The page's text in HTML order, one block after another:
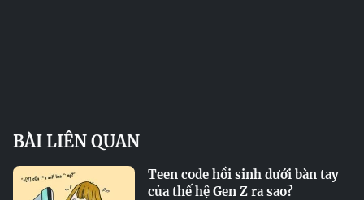
BÀI LIÊN QUAN
Teen code hồi sinh dưới bàn tay
của thế hệ Gen Z ra sao?